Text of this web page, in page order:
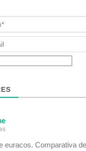
euracos. Comparativa